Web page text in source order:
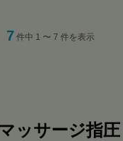
7 件中 1 〜 7 件を表示
ッサージ指圧